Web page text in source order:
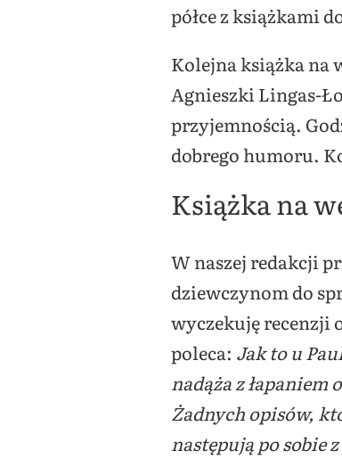
półce z książkami
Kolejna książka na
Agnieszki Lingas-
przyjemnością.
dobrego humoru.
Książka na
W naszej redakcji
dziewczynom do
wyczekuję recenzji
poleca: Jak to u
nadąża z
Żadnych opisów,
następują po sobie